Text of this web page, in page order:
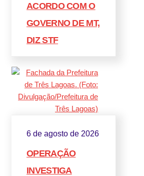
ACORDO COM O
GOVERNO DE MT,
DIZ STF
6 de agosto de 2026
OPERAÇÃO
INVESTIGA